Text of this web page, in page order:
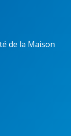
de la Maison